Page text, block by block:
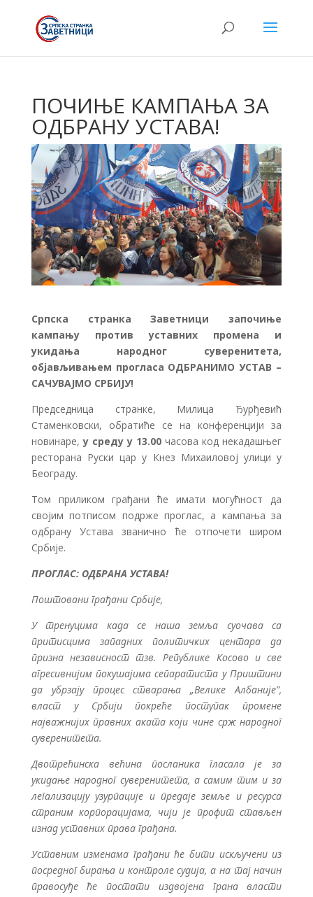
ПОЧИЊЕ КАМПАЊА ЗА
ОДБРАНУ УСТАВА!
Српска странка Заветници започиње
кампању против уставних промена и
укидања народног суверенитета,
објављивањем прогласа ОДБРАНИМО УСТАВ –
САЧУВАЈМО СРБИЈУ!
Председница странке, Милица Ђурђевић
Стаменковски, обратиће се на конференцији за
новинаре,у среду у 13.00 часова код некадашњег
ресторана Руски цар у Кнез Михаиловој улици у
Београду.
Том приликом грађани ће имати могућност да
својим потписом подрже проглас, а кампања за
одбрану Устава званично ће отпочети широм
Србије.
ПРОГЛАС: ОДБРАНА УСТАВА!
Поштовани грађани Србије,
У тренуцима када се наша земља суочава са
притисцима западних политичких центара да
призна независност тзв. Републике Косово и све
агресивнијим покушајима сепаратиста у Приштини
да убрзају процес стварања „Велике Албаније”,
власт у Србији покреће поступак промене
најважнијих правних аката који чине срж народног
суверенитета.
Двотрећинска већина посланика гласала је за
укидање народног суверенитета, а самим тим и за
легализацију узурпације и предаје земље и ресурса
страним корпорацијама, чији је профит стављен
изнад уставних права грађана.
Уставним изменама грађани ће бити искључени из
посредног бирања и контроле судија, а на тај начин
правосуђе ће постати издвојена грана власти